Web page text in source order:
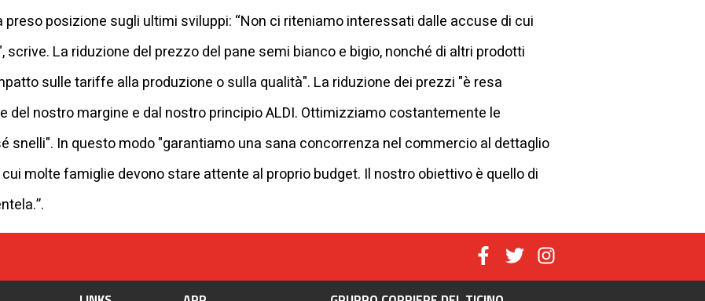
preso posizione sugli ultimi sviluppi: “Non ci riteniamo interessati dalle accuse di cui
La riduzione del prezzo del pane semi bianco e bigio, nonché di altri prodotti
sulle tariffe alla produzione o sulla qualità". La riduzione dei prezzi "è resa
del nostro margine e dal nostro principio ALDI. Ottimizziamo costantemente le
snelli". In questo modo "garantiamo una sana concorrenza nel commercio al dettaglio
molte famiglie devono stare attente al proprio budget. Il nostro obiettivo è quello di